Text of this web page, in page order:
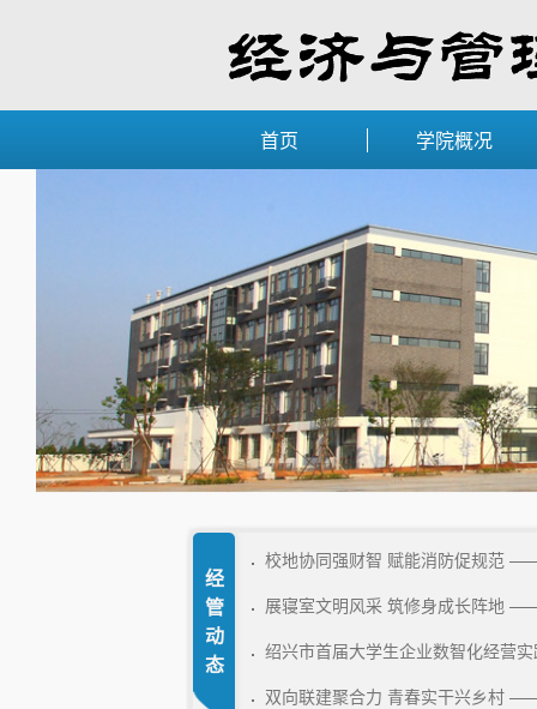
首页 学院概况
经
管
动
态
校地协同强财智 赋能消防促规范
展寝室文明风采 筑修身成长阵地
绍兴市首届大学生企业数智化经营
双向联建聚合力 青春实干兴乡村